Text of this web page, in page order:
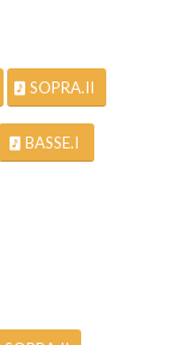
SOPRA.II
BASSE.I